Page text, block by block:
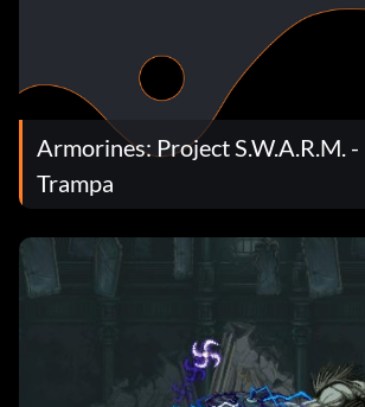
Armorines: Project S.W.A.R.M.
Trampa